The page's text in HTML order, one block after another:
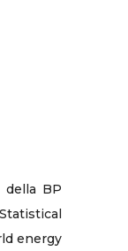
BP
energy